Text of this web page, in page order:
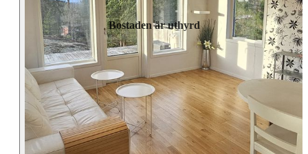
Bostaden är uthyrd